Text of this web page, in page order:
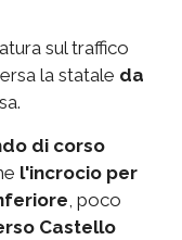
sul traffico
la statale da
di corso
l'incrocio per
, poco
Castello